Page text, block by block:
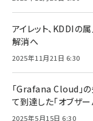
アイレット、KDDIの
解消へ
2025年11月21日 6:30
「Grafana Cloud」
て到達した「オブザー
2025年5月15日 6:30